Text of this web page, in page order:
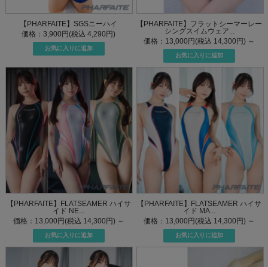
【PHARFAITE】SGSニーハイ
価格：3,900円(税込 4,290円)
【PHARFAITE】フラットシーマーレー
シングスイムウェア...
価格：13,000円(税込 14,300円) ～
【PHARFAITE】FLATSEAMER ハイサ
イド NE...
価格：13,000円(税込 14,300円) ～
【PHARFAITE】FLATSEAMER ハイサ
イド MA...
価格：13,000円(税込 14,300円) ～